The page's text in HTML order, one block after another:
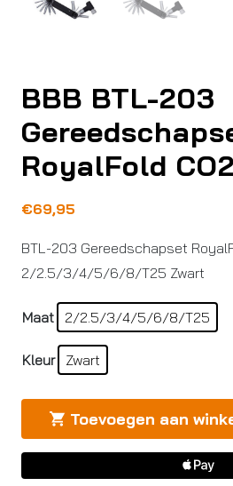
BBB BTL-203
RoyalFold
€69,95
BTL-203 Gereedschapset
2/2.5/3/4/5/6/8/T25 Zwart
Maat 2/2.5/3/4/5/6/8/T25
Kleur Zwart
Toevoegen aan